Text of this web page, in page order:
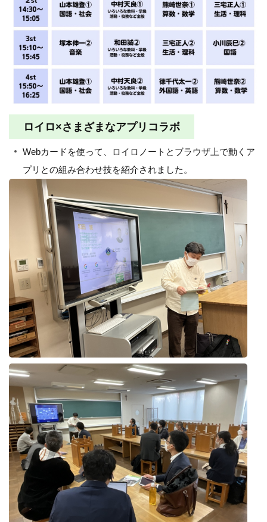
ロイロ×さまざまなアプリコラボ
Webカードを使って、ロイロノートとブラウザ上で動くア
プリとの組み合わせ技を紹介されました。